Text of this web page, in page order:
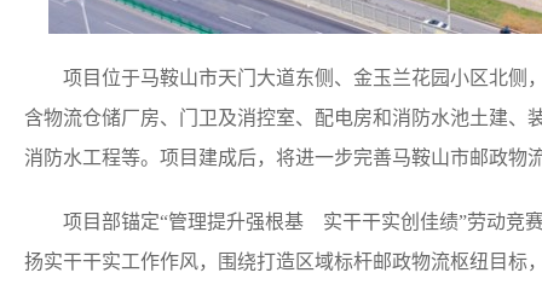
项目位于马鞍山市天门大道东侧、金玉兰花园小区北侧
含物流仓储厂房、门卫及消控室、配电房和消防水池土建、
消防水工程等。项目建成后，将进一步完善马鞍山市邮政物
项目部锚定“管理提升强根基 实干干实创佳绩”劳动竞赛
扬实干干实工作作风，围绕打造区域标杆邮政物流枢纽目标